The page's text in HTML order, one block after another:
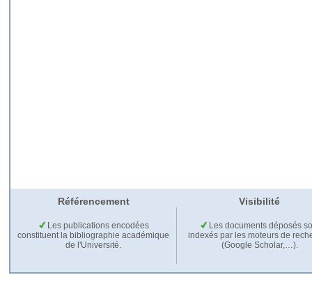
Référencement Visibilité
Les publications encodées
constituent la bibliographie académique
de l'Université.
Les documents déposés
indexés par les moteurs de
(Google Scholar,…).